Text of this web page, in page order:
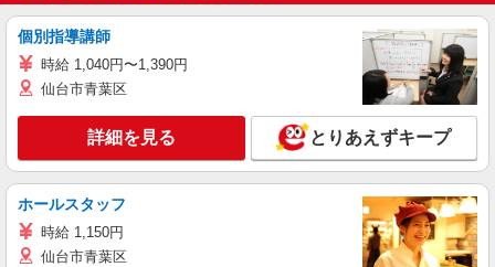
個別指導講師
時給 1,040円〜1,390円
仙台市青葉区
詳細を見る とりあえずキープ
ホールスタッフ
時給 1,150円
仙台市青葉区